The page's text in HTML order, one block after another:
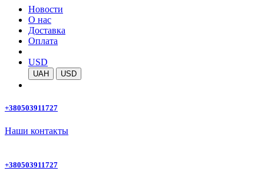
Новости
О нас
Доставка
Оплата
USD
UAH USD
+380503911727
Наши контакты
+380503911727